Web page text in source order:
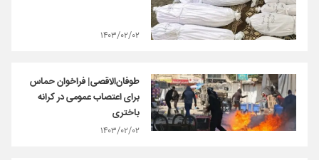
۱۴۰۳/۰۲/۰۲
طوفان‌الاقصی| فراخوان حماس
برای اعتصاب عمومی در کرانه
باختری
۱۴۰۳/۰۲/۰۲